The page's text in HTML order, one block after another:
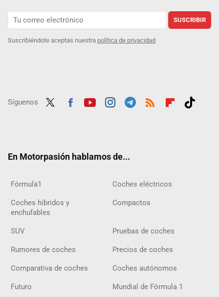
SUSCRIBIR
Suscribiéndote aceptas nuestra política de privacidad
Síguenos
En Motorpasión hablamos de...
Fórmula1 Coches eléctricos
Coches híbridos y
enchufables
Compactos
SUV Pruebas de coches
Rumores de coches Precios de coches
Comparativa de coches Coches autónomos
Futuro Mundial de Fórmula 1